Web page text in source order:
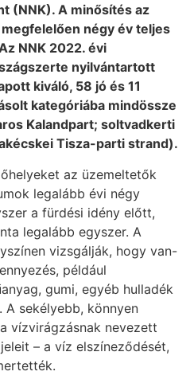
(NNK). A minősítés az
négy év teljes
NNK 2022. évi
nyilvántartott
kiváló, 58 jó és 11
kategóriába mindössze
Kalandpart; soltvadkerti
Tisza-parti strand).
az üzemeltetők
legalább évi négy
a fürdési idény előtt,
legalább egyszer. A
vizsgálják, hogy van-
például
gumi, egyéb hulladék
sekélyebb, könnyen
vízvirágzásnak nevezett
– a víz elszíneződését,